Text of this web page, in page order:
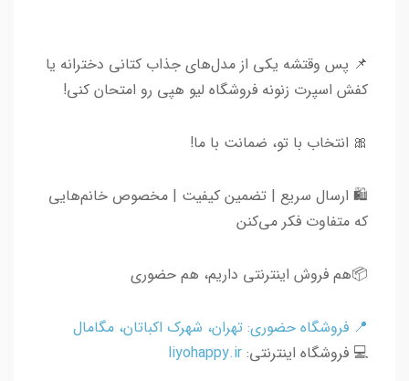
📌 پس وقتشه یکی از مدل‌های جذاب کتانی دخترانه یا
کفش اسپرت زنونه فروشگاه لیو هپی رو امتحان کنی!
🎀 انتخاب با تو، ضمانت با ما!
🛍 ارسال سریع | تضمین کیفیت | مخصوص خانم‌هایی
که متفاوت فکر می‌کنن
📦هم فروش اینترنتی داریم، هم حضوری
📍 فروشگاه حضوری: تهران، شهرک اکباتان، مگامال
💻 فروشگاه اینترنتی: liyohappy.ir